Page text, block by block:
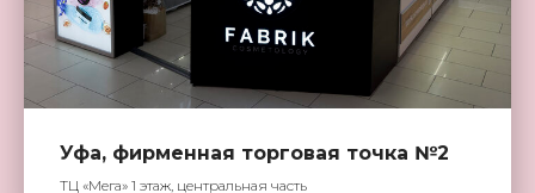
Уфа, фирменная торговая точка №2
ТЦ «Мега» 1 этаж, центральная часть